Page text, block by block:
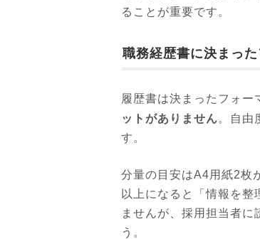
ることが重要です。
職務経歴書に決まっ
履歴書は決まったフォー
ットがありません。自由
す。
分量の目安はA4用紙2枚
以上になると「情報を整
ませんが、採用担当者に
う。